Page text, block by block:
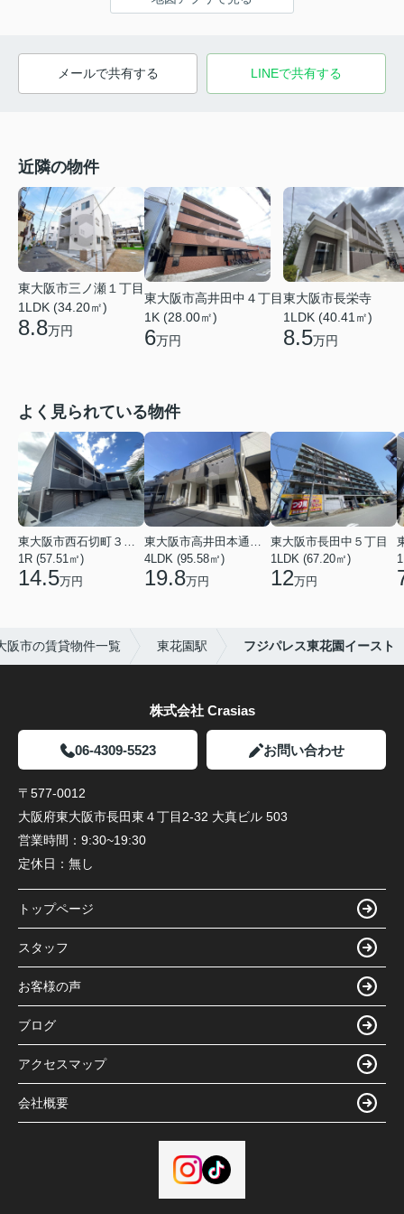
メールで共有する LINEで共有する
近隣の物件
東大阪市三ノ瀬１丁目
1LDK (34.20㎡)
8.8万円
東大阪市高井田中４丁目
1K (28.00㎡)
6万円
東大阪市長栄寺
1LDK (40.41㎡)
8.5万円
よく見られている物件
東大阪市西石切町３丁目
1R (57.51㎡)
14.5万円
東大阪市高井田本通２丁目
4LDK (95.58㎡)
19.8万円
東大阪市長田中５丁目
1LDK (67.20㎡)
12万円
阪市の賃貸物件一覧 東花園駅 フジパレス東花園イースト
株式会社 Crasias
06-4309-5523 お問い合わせ
〒577-0012
大阪府東大阪市長田東４丁目2-32 大真ビル 503
営業時間： 9:30~19:30
定休日： 無し
トップページ
スタッフ
お客様の声
ブログ
アクセスマップ
会社概要